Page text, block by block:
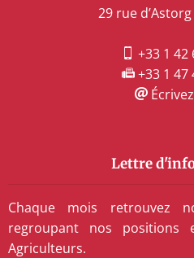
29 rue
+33 1 42
+33 1 47
Lettre
Chaque mois retrouvez
regroupant nos positions
Agriculteurs.